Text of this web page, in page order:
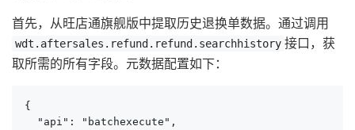
首先，从旺店通旗舰版中提取历史退换单数据。通过调用
wdt.aftersales.refund.refund.searchhistory 接口，获
取所需的所有字段。元数据配置如下：
{
  "api": "batchexecute",